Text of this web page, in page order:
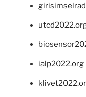
ialp2022.org